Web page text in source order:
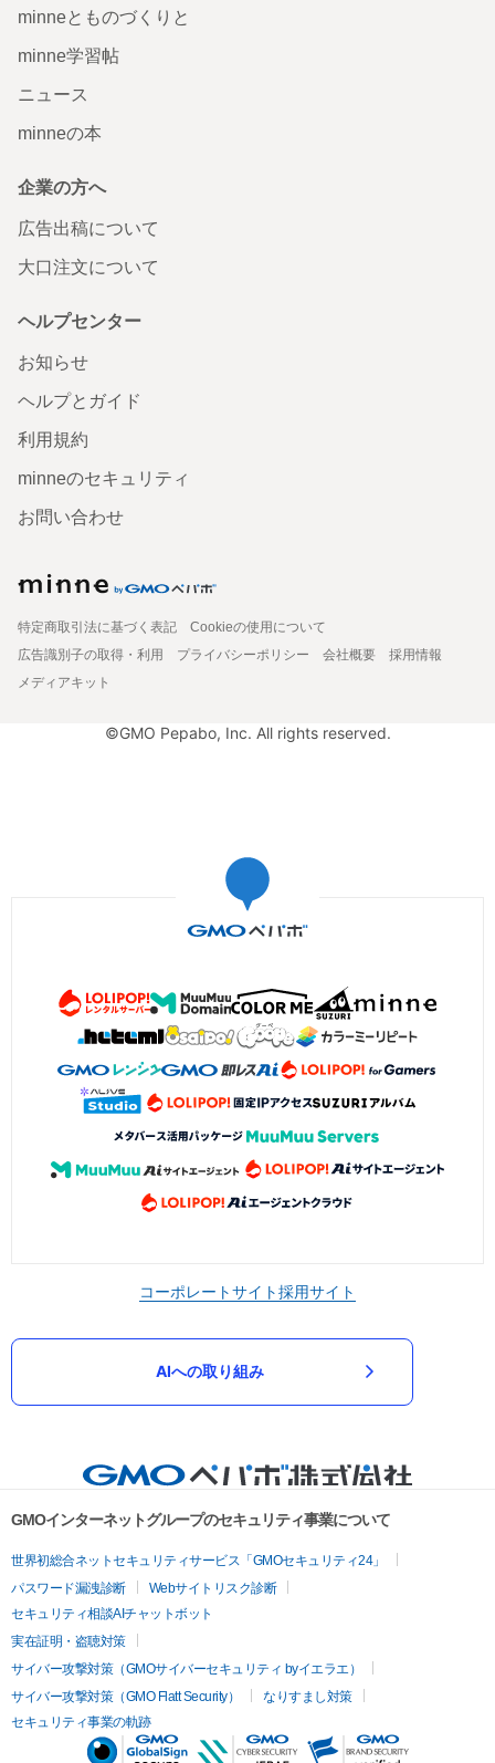
minneとものづくりと
minne学習帖
ニュース
minneの本
企業の方へ
広告出稿について
大口注文について
ヘルプセンター
お知らせ
ヘルプとガイド
利用規約
minneのセキュリティ
お問い合わせ
特定商取引法に基づく表記
Cookieの使用について
広告識別子の取得・利用
プライバシーポリシー 会社概要
採用情報
メディアキット
©GMO Pepabo, Inc. All rights reserved.
コーポレートサイト採用サイト
AIへの取り組み
GMOインターネットグループのセキュリティ事業について
世界初総合ネットセキュリティサービス「GMOセキュリティ24」
パスワード漏洩診断
Webサイトリスク診断
セキュリティ相談AIチャットボット
実在証明・盗聴対策
サイバー攻撃対策（GMOサイバーセキュリティ byイエラエ）
サイバー攻撃対策（GMO Flatt Security）
なりすまし対策
セキュリティ事業の軌跡